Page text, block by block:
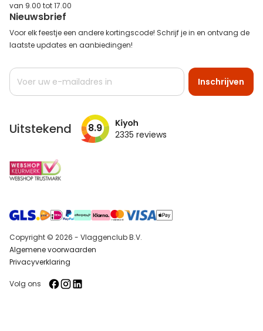
van 9.00 tot 17.00
Nieuwsbrief
Voor elk feestje een andere kortingscode! Schrijf je in en ontvang de
laatste updates en aanbiedingen!
Abonneer
op
Inschrijven
Uitstekend 8.9 2335 reviews
Copyright © 2026 - Vlaggenclub B.V.
Algemene voorwaarden
Privacyverklaring
Volg ons